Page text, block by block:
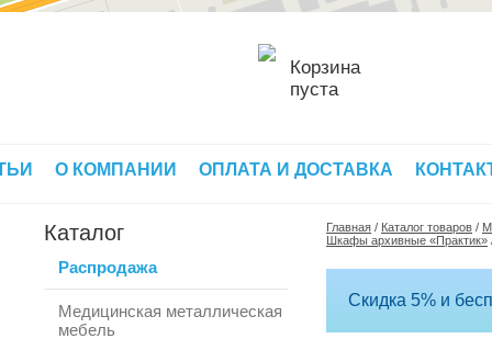
Корзина
пуста
О КОМПАНИИ ОПЛАТА И ДОСТАВКА
Каталог
Распродажа
Медицинская металлическая
мебель
Главная / Каталог товаров /
Шкафы архивные «Практик»
Скидка 5% и